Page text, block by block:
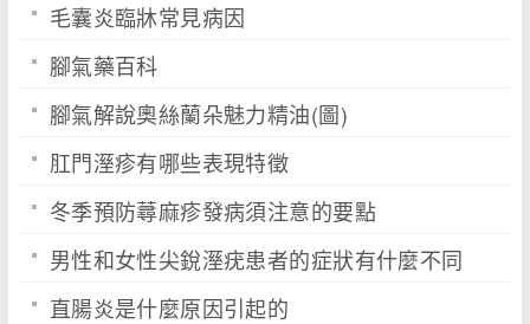
毛囊炎臨牀常見病因
腳氣藥百科
腳氣解說奧絲蘭朵魅力精油(圖)
肛門溼疹有哪些表現特徵
冬季預防蕁麻疹發病須注意的要點
男性和女性尖銳溼疣患者的症狀有什麼不同
直腸炎是什麼原因引起的